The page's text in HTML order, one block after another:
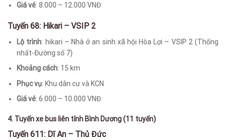
Giá vé: 8.000 – 12.000 VNĐ
Tuyến 68: Hikari – VSIP 2
Lộ trình: hikari – Nhà ở an sinh xã hội Hòa Lợi – VSIP 2 (Thống
nhất-Đường số 7)
Khoảng cách: 15 km
Phục vụ: Khu dân cư và KCN
Giá vé: 6.000 – 10.000 VNĐ
4. Tuyến xe bus liên tỉnh Bình Dương (11 tuyến)
Tuyến 611: Dĩ An – Thủ Đức